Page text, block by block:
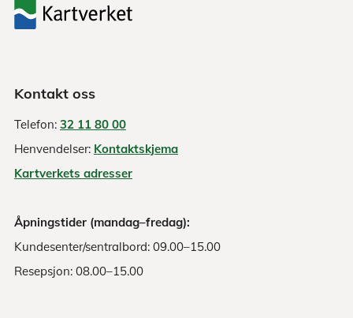
Kontakt oss
Telefon: 32 11 80 00
Henvendelser: Kontaktskjema
Kartverkets adresser
Åpningstider (mandag–fredag):
Kundesenter/sentralbord: 09.00–15.00
Resepsjon: 08.00–15.00